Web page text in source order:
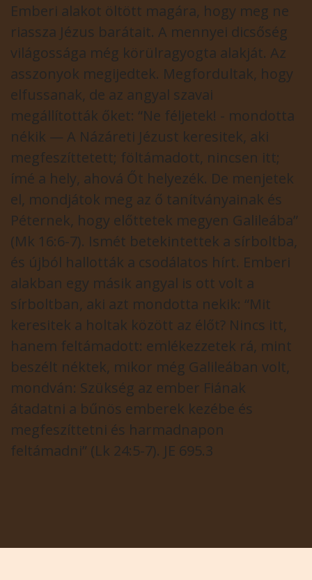
Emberi alakot öltött magára, hogy meg ne
riassza Jézus barátait. A mennyei dicsőség
világossága még körülragyogta alakját. Az
asszonyok megijedtek. Megfordultak, hogy
elfussanak, de az angyal szavai
megállították őket: “Ne féljetek! - mondotta
nékik — A Názáreti Jézust keresitek, aki
megfeszíttetett; föltámadott, nincsen itt;
ímé a hely, ahová Őt helyezék. De menjetek
el, mondjátok meg az ő tanítványainak és
Péternek, hogy előttetek megyen Galileába”
(Mk 16:6-7). Ismét betekintettek a sírboltba,
és újból hallották a csodálatos hírt. Emberi
alakban egy másik angyal is ott volt a
sírboltban, aki azt mondotta nekik: “Mit
keresitek a holtak között az élőt? Nincs itt,
hanem feltámadott: emlékezzetek rá, mint
beszélt néktek, mikor még Galileában volt,
mondván: Szükség az ember Fiának
átadatni a bűnös emberek kezébe és
megfeszíttetni és harmadnapon
feltámadni” (Lk 24:5-7). JE 695.3